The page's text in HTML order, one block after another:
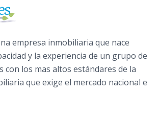
empresa inmobiliaria que nace
y la experiencia de un grupo de
con los mas altos estándares de la
que exige el mercado nacional e